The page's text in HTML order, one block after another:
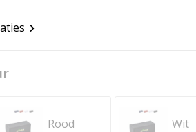
Rood Wit